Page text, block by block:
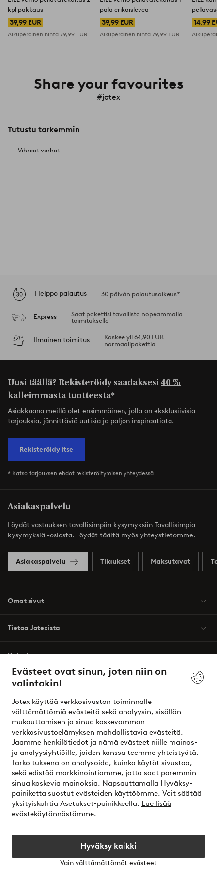
Evästeet ovat sinun, joten niin on
valintakin!
Jotex käyttää verkkosivuston toiminnalle
välttämättömiä evästeitä sekä analyysin, sisällön
mukauttamisen ja sinua koskevamman
verkkosivustoelämyksen mahdollistavia evästeitä.
Jaamme henkilötiedot ja nämä evästeet niille mainos-
ja analyysiyhtiöille, joiden kanssa teemme yhteistyötä.
Tarkoituksena on analysoida, kuinka käytät sivustoa,
sekä edistää markkinointiamme, jotta saat paremmin
sinua koskevia mainoksia. Napsauttamalla Hyväksy-
painiketta suostut evästeiden käyttöömme. Voit säätää
yksityiskohtia Asetukset-painikkeella. Lue lisää
evästekäytännöstämme.
Hyväksy kaikki
Vain välttämättömät evästeet
kpl pakkaus
39,99 EUR
Alkuperäinen hinta 79,99 EUR
pala erikoisleveä
39,99 EUR
Alkuperäinen hinta79,99 EUR
14,99
Share your favourites
#jotex
Tutustu tarkemmin
Vihreät verhot
Helppo palautus 30 päivän palautusoikeus*
Express
Saat pakettisi tavallista nopeammalla
toimituksella
Ilmainen toimitus
Koskee yli 64,90 EUR
normaalipakettia
Uusi täällä? Rekisteröidy saadaksesi40 %
kalleimmasta tuotteesta*
Asiakkaana meillä olet ensimmäinen, jolla on eksklusiivisia
tarjouksia, jännittäviä uutisia ja paljon inspiraatiota.
Rekisteröidy itse
* Katso tarjouksen ehdot rekisteröitymisen yhteydessä
Asiakaspalvelu
Löydät vastauksen tavallisimpiin kysymyksiin Tavallisimpia
kysymyksiä -osiosta. Löydät täältä myös yhteystietomme.
Asiakaspalvelu Tilaukset Maksutavat
Omat sivut
Tietoa Jotexista
Palvelumme
Ehdot
Ystävät
Turvalliset maksut – maksa nyt tai erissä
Haluatko tietää lisää maksuvaihtoehdoistamme?
elpy